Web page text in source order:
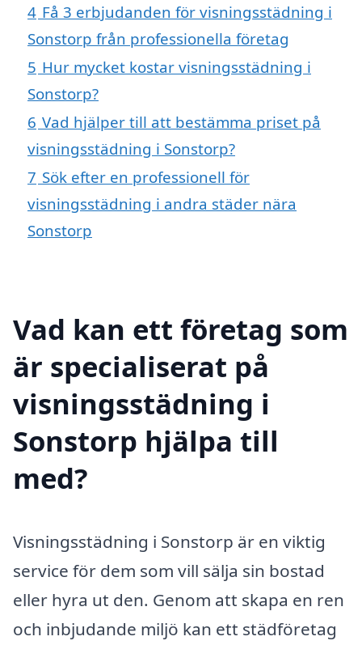
4 Få 3 erbjudanden för visningsstädning i
Sonstorp från professionella företag
5 Hur mycket kostar visningsstädning i
Sonstorp?
6 Vad hjälper till att bestämma priset på
visningsstädning i Sonstorp?
7 Sök efter en professionell för
visningsstädning i andra städer nära
Sonstorp
Vad kan ett företag som
är specialiserat på
visningsstädning i
Sonstorp hjälpa till
med?
Visningsstädning i Sonstorp är en viktig
service för dem som vill sälja sin bostad
eller hyra ut den. Genom att skapa en ren
och inbjudande miljö kan ett städföretag